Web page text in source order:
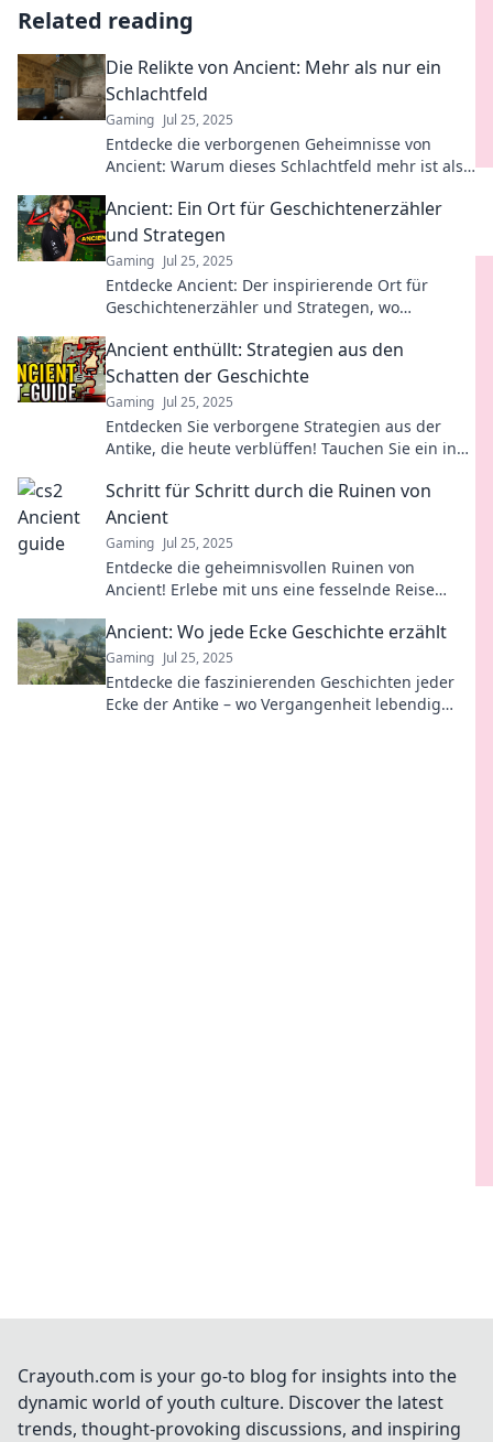
Related reading
Die Relikte von Ancient: Mehr als nur ein
Schlachtfeld
Gaming Jul 25, 2025
Entdecke die verborgenen Geheimnisse von
Ancient: Warum dieses Schlachtfeld mehr ist als
Ancient: Ein Ort für Geschichtenerzähler
und Strategen
Gaming Jul 25, 2025
Entdecke Ancient: Der inspirierende Ort für
Geschichtenerzähler und Strategen, wo
treffen!
Ancient enthüllt: Strategien aus den
Schatten der Geschichte
Gaming Jul 25, 2025
Entdecken Sie verborgene Strategien aus der
Antike, die heute verblüffen! Tauchen Sie ein in
Schritt für Schritt durch die Ruinen von
Ancient
Gaming Jul 25, 2025
Entdecke die geheimnisvollen Ruinen von
Ancient! Erlebe mit uns eine fesselnde Reise
Welten.
Ancient: Wo jede Ecke Geschichte erzählt
Gaming Jul 25, 2025
Entdecke die faszinierenden Geschichten jeder
Ecke der Antike – wo Vergangenheit lebendig
Crayouth.com is your go-to blog for insights into the
dynamic world of youth culture. Discover the latest
trends, thought-provoking discussions, and inspiring